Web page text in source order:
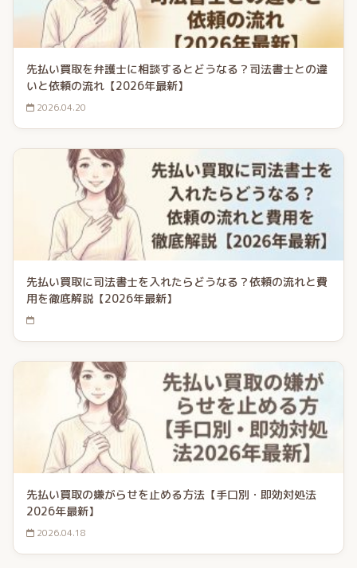
先払い買取を弁護士に相談するとどうなる？司法書士との違
いと依頼の流れ【2026年最新】
2026.04.20
先払い買取に司法書士を入れたらどうなる？依頼の流れと費
用を徹底解説【2026年最新】
先払い買取の嫌がらせを止める方法【手口別・即効対処法
2026年最新】
2026.04.18